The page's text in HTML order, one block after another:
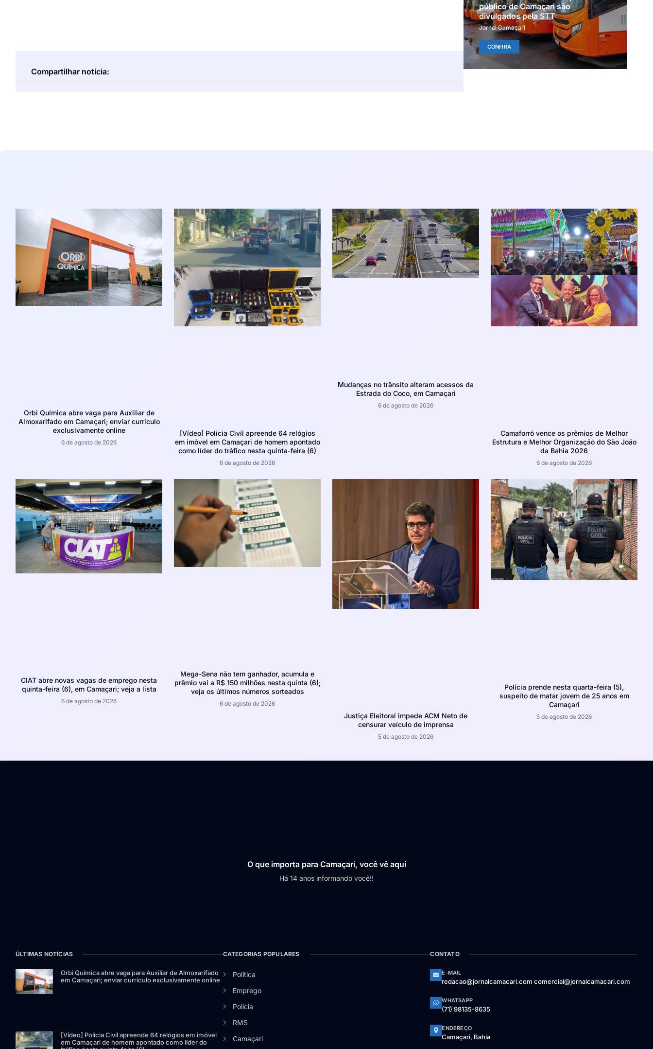
Compartilhar notícia:
público de Camaçari são
divulgados pela STT
Jornal Camaçari
CONFIRA
Orbi Química abre vaga para Auxiliar de
Almoxarifado em Camaçari; enviar currículo
exclusivamente online
6 de agosto de 2026
[Vídeo] Polícia Civil apreende 64 relógios
em imóvel em Camaçari de homem apontado
como líder do tráfico nesta quinta-feira (6)
6 de agosto de 2026
Mudanças no trânsito alteram acessos da
Estrada do Coco, em Camaçari
6 de agosto de 2026
Camaforró vence os prêmios de Melhor
Estrutura e Melhor Organização do São João
da Bahia 2026
6 de agosto de 2026
CIAT abre novas vagas de emprego nesta
quinta-feira (6), em Camaçari; veja a lista
6 de agosto de 2026
Mega-Sena não tem ganhador, acumula e
prêmio vai a R$ 150 milhões nesta quinta (6);
veja os últimos números sorteados
6 de agosto de 2026
Justiça Eleitoral impede ACM Neto de
censurar veículo de imprensa
5 de agosto de 2026
Polícia prende nesta quarta-feira (5),
suspeito de matar jovem de 25 anos em
Camaçari
5 de agosto de 2026
O que importa para Camaçari, você vê aqui
Há 14 anos informando você!!
ÚLTIMAS NOTÍCIAS
Orbi Química abre vaga para Auxiliar de Almoxarifado
em Camaçari; enviar currículo exclusivamente online
[Vídeo] Polícia Civil apreende 64 relógios em imóvel
em Camaçari de homem apontado como líder do
CATEGORIAS POPULARES
Política
Emprego
Polícia
RMS
Camaçari
CONTATO
E-MAIL
redacao@jornalcamacari.com comercial@jornalcamacari.com
WHATSAPP
(71) 98135-8635
ENDEREÇO
Camaçari, Bahia